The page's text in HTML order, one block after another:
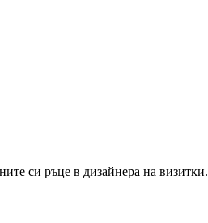
си ръце в дизайнера на визитки.